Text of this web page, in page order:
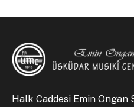
Halk Caddesi Emin Ongan